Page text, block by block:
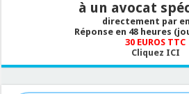
à un avocat
directement par
Réponse en 48 heures
30 EUROS TTC
Cliquez ICI